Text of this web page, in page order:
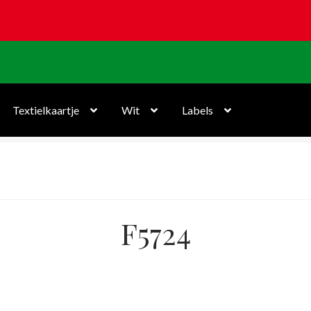
Textielkaartje Wit Labels
F5724